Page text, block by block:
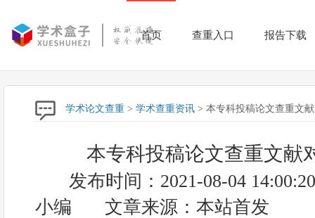
首页 查重入口 报告下载
学术论文查重 > 学术查重资讯 > 本专科投稿论文查重文
本专科投稿论文查重文献
发布时间：2021-08-04 14:00:20
小编
文章来源：本站首发